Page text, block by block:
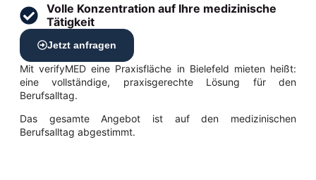
Volle Konzentration auf Ihre medizinische
Tätigkeit
Jetzt anfragen
Mit verifyMED eine Praxisfläche in Bielefeld mieten heißt:
eine vollständige, praxisgerechte Lösung für den
Berufsalltag.
Das gesamte Angebot ist auf den medizinischen
Berufsalltag abgestimmt.